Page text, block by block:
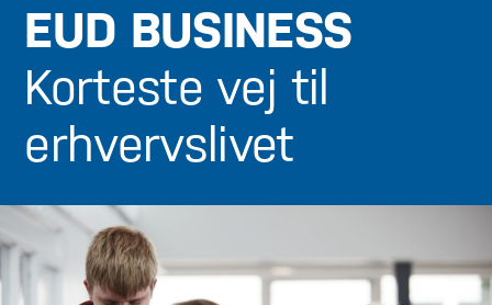
EUD BUSINESS
Korteste vej til
erhvervslivet